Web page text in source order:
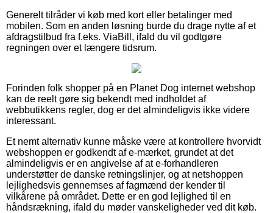
Generelt tilråder vi køb med kort eller betalinger med
mobilen. Som en anden løsning burde du drage nytte af et
afdragstilbud fra f.eks. ViaBill, ifald du vil godtgøre
regningen over et længere tidsrum.
Forinden folk shopper på en Planet Dog internet webshop
kan de reelt gøre sig bekendt med indholdet af
webbutikkens regler, dog er det almindeligvis ikke videre
interessant.
Et nemt alternativ kunne måske være at kontrollere hvorvidt
webshoppen er godkendt af e-mærket, grundet at det
almindeligvis er en angivelse af at e-forhandleren
understøtter de danske retningslinjer, og at netshoppen
lejlighedsvis gennemses af fagmænd der kender til
vilkårene på området. Dette er en god lejlighed til en
håndsrækning, ifald du møder vanskeligheder ved dit køb.